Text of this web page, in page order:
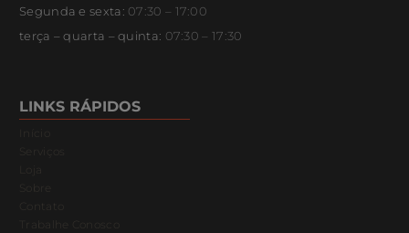
Segunda e sexta: 07:30 – 17:00
terça – quarta – quinta: 07:30 – 17:30
LINKS RÁPIDOS
Sobre
Contato
Trabalhe Conosco